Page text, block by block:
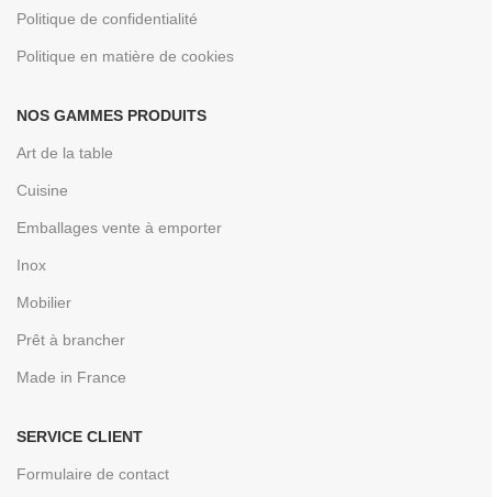
Politique de confidentialité
Politique en matière de cookies
NOS GAMMES PRODUITS
Art de la table
Cuisine
Emballages vente à emporter
Inox
Mobilier
Prêt à brancher
Made in France
SERVICE CLIENT
Formulaire de contact